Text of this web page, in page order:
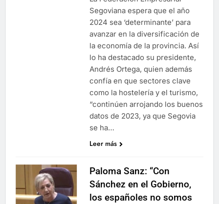
Segoviana espera que el año
2024 sea ‘determinante’ para
avanzar en la diversificación de
la economía de la provincia. Así
lo ha destacado su presidente,
Andrés Ortega, quien además
confía en que sectores clave
como la hostelería y el turismo,
“continúen arrojando los buenos
datos de 2023, ya que Segovia
se ha…
Leer más
Paloma Sanz: “Con
Sánchez en el Gobierno,
los españoles no somos